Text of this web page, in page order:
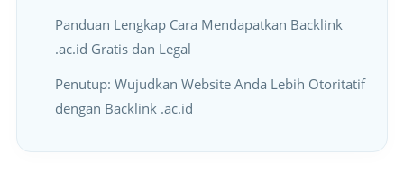
Panduan Lengkap Cara Mendapatkan Backlink
.ac.id Gratis dan Legal
Penutup: Wujudkan Website Anda Lebih Otoritatif
dengan Backlink .ac.id